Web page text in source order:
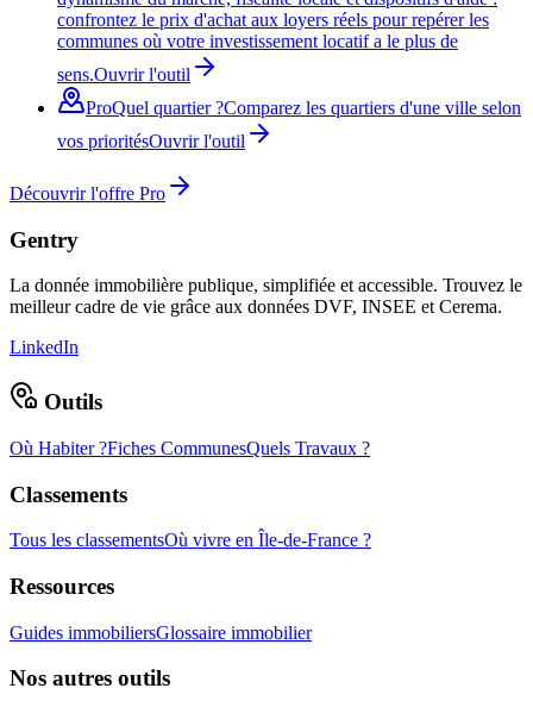
confrontez le prix d'achat aux loyers réels pour repérer les
communes où votre investissement locatif a le plus de
sens.Ouvrir l'outil
ProQuel quartier ?Comparez les quartiers d'une ville selon
vos prioritésOuvrir l'outil
Découvrir l'offre Pro
Gentry
La donnée immobilière publique, simplifiée et accessible. Trouvez le
meilleur cadre de vie grâce aux données DVF, INSEE et Cerema.
LinkedIn
Outils
Où Habiter ?Fiches CommunesQuels Travaux ?
Classements
Tous les classementsOù vivre en Île-de-France ?
Ressources
Guides immobiliersGlossaire immobilier
Nos autres outils